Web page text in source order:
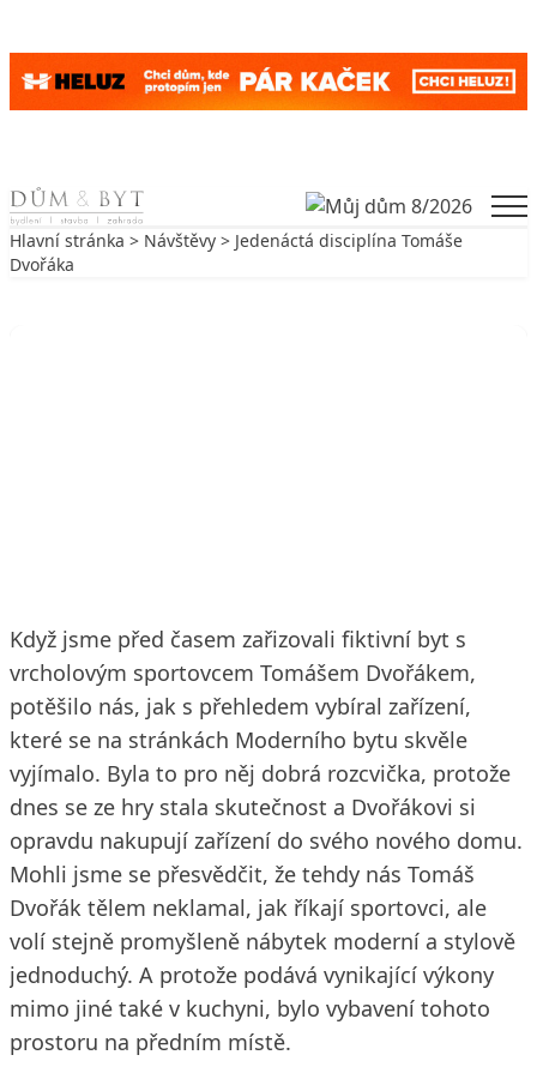
Skip to content
Hlavní stránka > Návštěvy > Jedenáctá disciplína Tomáše
Dvořáka
Když jsme před časem zařizovali fiktivní byt s
vrcholovým sportovcem Tomášem Dvořákem,
potěšilo nás, jak s přehledem vybíral zařízení,
které se na stránkách Moderního bytu skvěle
vyjímalo. Byla to pro něj dobrá rozcvička, protože
dnes se ze hry stala skutečnost a Dvořákovi si
opravdu nakupují zařízení do svého nového domu.
Mohli jsme se přesvědčit, že tehdy nás Tomáš
Dvořák tělem neklamal, jak říkají sportovci, ale
volí stejně promyšleně nábytek moderní a stylově
jednoduchý. A protože podává vynikající výkony
mimo jiné také v kuchyni, bylo vybavení tohoto
prostoru na předním místě.